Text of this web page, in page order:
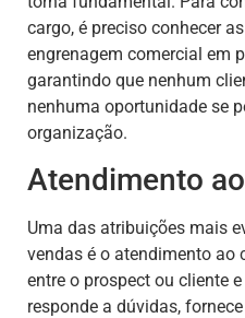
cargo, é preciso conhecer
engrenagem comercial em
garantindo que nenhum
nenhuma oportunidade se
organização.
Atendimento
Uma das atribuições mais
vendas é o atendimento ao
entre o prospect ou cliente
responde a dúvidas,